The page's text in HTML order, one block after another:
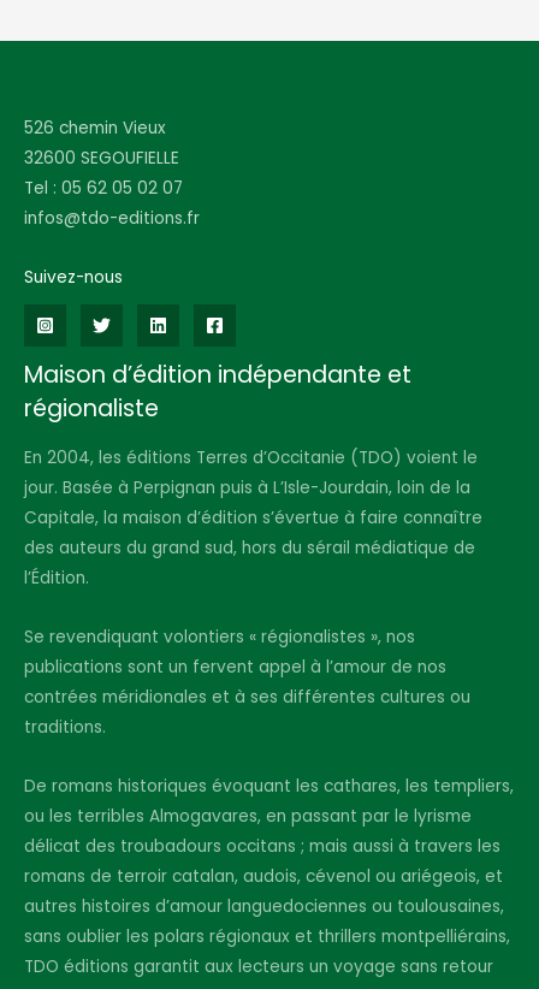
526 chemin Vieux
32600 SEGOUFIELLE
Tel : 05 62 05 02 07
infos@tdo-editions.fr
Suivez-nous
Maison d’édition indépendante et
régionaliste
En 2004, les éditions Terres d’Occitanie (TDO) voient le
jour. Basée à Perpignan puis à L’Isle-Jourdain, loin de la
Capitale, la maison d’édition s’évertue à faire connaître
des auteurs du grand sud, hors du sérail médiatique de
l’Édition.
Se revendiquant volontiers « régionalistes », nos
publications sont un fervent appel à l’amour de nos
contrées méridionales et à ses différentes cultures ou
traditions.
De romans historiques évoquant les cathares, les templiers,
ou les terribles Almogavares, en passant par le lyrisme
délicat des troubadours occitans ; mais aussi à travers les
romans de terroir catalan, audois, cévenol ou ariégeois, et
autres histoires d’amour languedociennes ou toulousaines,
sans oublier les polars régionaux et thrillers montpelliérains,
TDO éditions garantit aux lecteurs un voyage sans retour